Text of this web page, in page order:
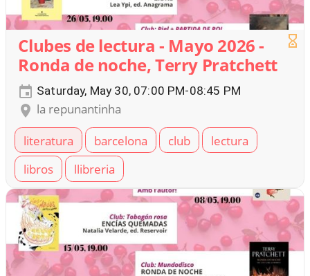
Clubes de lectura - Mayo 2026 -
Ronda de noche, Terry Pratchett
Saturday, May 30, 07:00 PM-08:45 PM
la repunantinha
literatura
barcelona club
lectura
libros
llibreria